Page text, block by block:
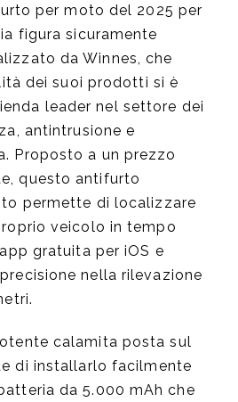
per moto del 2025 per
figura sicuramente
da Winnes, che
dei suoi prodotti si è
leader nel settore dei
antintrusione e
Proposto a un prezzo
questo antifurto
permette di localizzare
veicolo in tempo
gratuita per iOS e
nella rilevazione
calamita posta sul
di installarlo facilmente
da 5.000 mAh che